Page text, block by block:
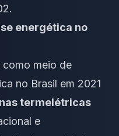
energética no
meio de
no Brasil em 2021
termelétricas
e